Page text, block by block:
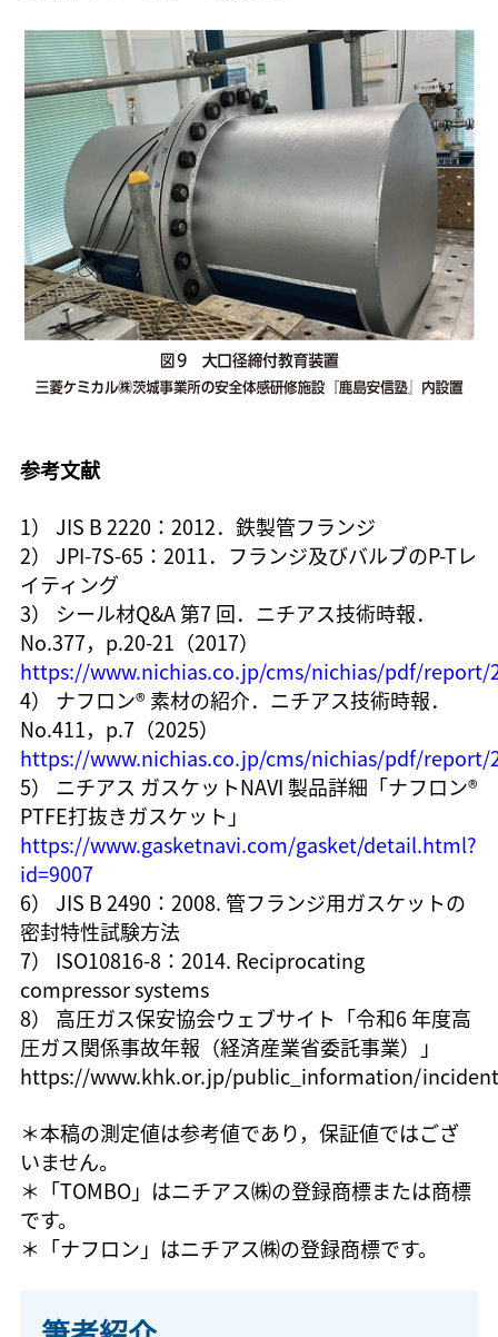
参考文献
1） JIS B 2220：2012．鉄製管フランジ
2） JPI-7S-65：2011．フランジ及びバルブのP-Tレ
イティング
3） シール材Q&A 第7 回．ニチアス技術時報．
No.377，p.20-21（2017）
https://www.nichias.co.jp/cms/nichias/pdf/report/
4） ナフロン® 素材の紹介．ニチアス技術時報．
No.411，p.7（2025）
https://www.nichias.co.jp/cms/nichias/pdf/report/
5） ニチアス ガスケットNAVI 製品詳細「ナフロン®
PTFE打抜きガスケット」
https://www.gasketnavi.com/gasket/detail.html?
id=9007
6） JIS B 2490：2008. 管フランジ用ガスケットの
密封特性試験方法
7） ISO10816-8：2014. Reciprocating
compressor systems
8） 高圧ガス保安協会ウェブサイト「令和6 年度高
圧ガス関係事故年報（経済産業省委託事業）」
https://www.khk.or.jp/public_information/
＊本稿の測定値は参考値であり，保証値ではござ
いません。
＊「TOMBO」はニチアス㈱の登録商標または商標
です。
＊「ナフロン」はニチアス㈱の登録商標です。